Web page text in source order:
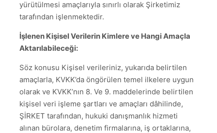
yürütülmesi amaçlarıyla sınırlı olarak Şirketimiz
tarafından işlenmektedir.
İşlenen Kişisel Verilerin Kimlere ve Hangi Amaçla
Aktarılabileceği:
Söz konusu Kişisel verileriniz, yukarıda belirtilen
amaçlarla, KVKK’da öngörülen temel ilkelere uygun
olarak ve KVKK’nın 8. Ve 9. maddelerinde belirtilen
kişisel veri işleme şartları ve amaçları dâhilinde,
ŞİRKET tarafından, hukuki danışmanlık hizmeti
alınan bürolara, denetim firmalarına, iş ortaklarına,